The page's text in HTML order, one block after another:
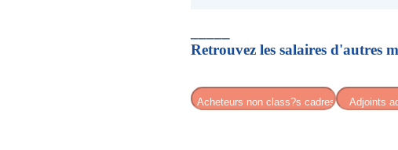
Retrouvez les salaires d'autres